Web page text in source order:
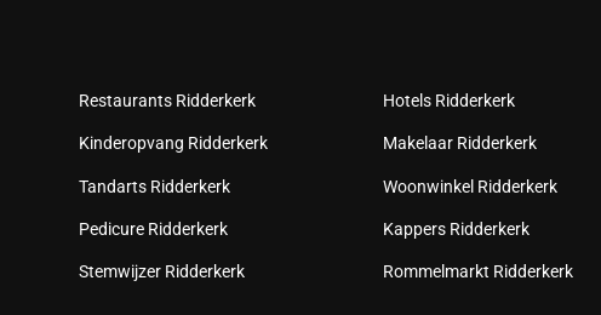
Restaurants Ridderkerk
Kinderopvang Ridderkerk
Tandarts Ridderkerk
Pedicure Ridderkerk
Stemwijzer Ridderkerk
Hotels Ridderkerk
Makelaar Ridderkerk
Woonwinkel Ridderkerk
Kappers Ridderkerk
Rommelmarkt Ridderkerk